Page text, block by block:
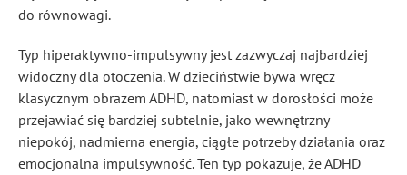
do równowagi.
Typ hiperaktywno-impulsywny jest zazwyczaj najbardziej
widoczny dla otoczenia. W dzieciństwie bywa wręcz
klasycznym obrazem ADHD, natomiast w dorosłości może
przejawiać się bardziej subtelnie, jako wewnętrzny
niepokój, nadmierna energia, ciągłe potrzeby działania oraz
emocjonalna impulsywność. Ten typ pokazuje, że ADHD